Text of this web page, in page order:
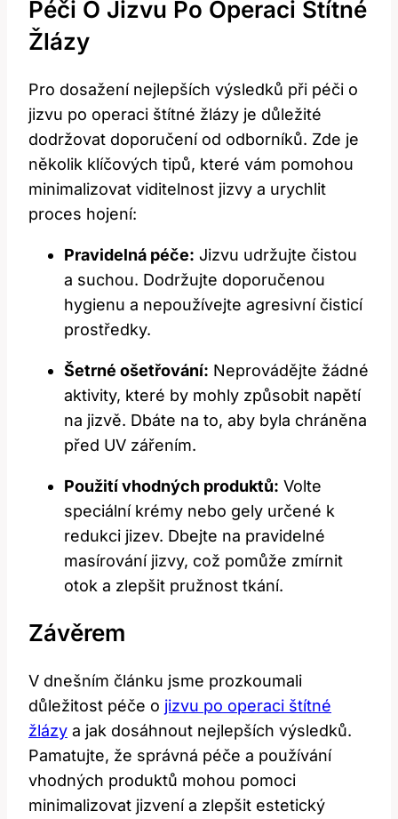
Péči O Jizvu Po‌ Operaci​ Štítné
Žlázy
Pro dosažení​ nejlepších výsledků ⁤při péči o
jizvu po operaci ‌štítné žlázy je důležité
dodržovat ⁢doporučení od odborníků. Zde je ​
několik klíčových tipů,⁤ které vám pomohou
minimalizovat viditelnost‌ jizvy ⁤a urychlit
proces hojení:
Pravidelná péče: Jizvu udržujte ‌čistou
a suchou. Dodržujte doporučenou
hygienu a nepoužívejte agresivní čisticí
⁣prostředky.
Šetrné ⁤ošetřování: Neprovádějte žádné
aktivity, které by mohly způsobit napětí
na jizvě. Dbáte na⁢ to, aby ​byla chráněna
⁤před UV zářením.
Použití vhodných produktů: Volte‍
speciální krémy nebo gely ‍určené⁤ k
redukci ⁣jizev.⁤ Dbejte na pravidelné
masírování jizvy, což pomůže ‍zmírnit
otok ⁣a zlepšit pružnost tkání.
Závěrem
V​ dnešním článku⁣ jsme prozkoumali ​
důležitost​ péče ⁢o jizvu ⁤po operaci ​štítné
žlázy a jak dosáhnout nejlepších výsledků.
Pamatujte, že správná péče a používání
vhodných produktů mohou pomoci
⁣minimalizovat jizvení a⁣ zlepšit estetický